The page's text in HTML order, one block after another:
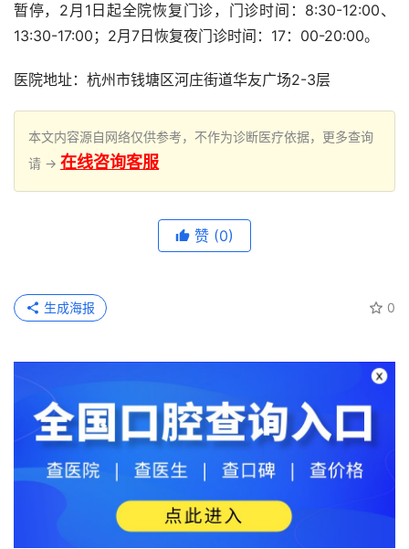
暂停，2月1日起全院恢复门诊，门诊时间：8:30-12:00、
13:30-17:00；2月7日恢复夜门诊时间：17：00-20:00。
医院地址：杭州市钱塘区河庄街道华友广场2-3层
本文内容源自网络仅供参考，不作为诊断医疗依据，更多查询
请 → 在线咨询客服
赞 (0)
0
生成海报